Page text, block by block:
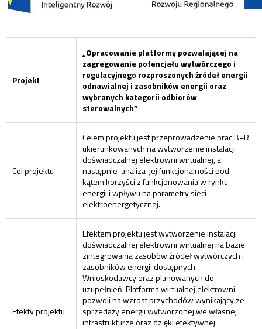
Projekt
„Opracowanie platformy pozwalającej na
zagregowanie potencjału wytwórczego i
regulacyjnego rozproszonych źródeł energii
odnawialnej i zasobników energii oraz
wybranych kategorii odbiorów
sterowalnych”
Cel projektu
Celem projektu jest przeprowadzenie prac B+R
ukierunkowanych na wytworzenie instalacji
doświadczalnej elektrowni wirtualnej, a
następnie analiza jej funkcjonalności pod
kątem korzyści z funkcjonowania w rynku
energii i wpływu na parametry sieci
elektroenergetycznej.
Efekty projektu
Efektem projektu jest wytworzenie instalacji
doświadczalnej elektrowni wirtualnej na bazie
zintegrowania zasobów źródeł wytwórczych i
zasobników energii dostępnych
Wnioskodawcy oraz planowanych do
uzupełnień. Platforma wirtualnej elektrowni
pozwoli na wzrost przychodów wynikający ze
sprzedaży energii wytworzonej we własnej
infrastrukturze oraz dzięki efektywnej